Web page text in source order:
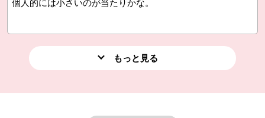
個人的には小さいのが当たりかな。
もっと見る